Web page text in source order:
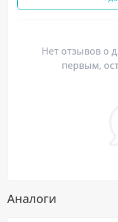
Нет отзывов о
первым,
Аналоги